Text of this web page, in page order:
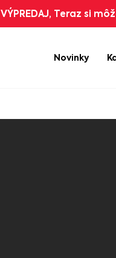
VÝPREDAJ, Teraz si
Novinky